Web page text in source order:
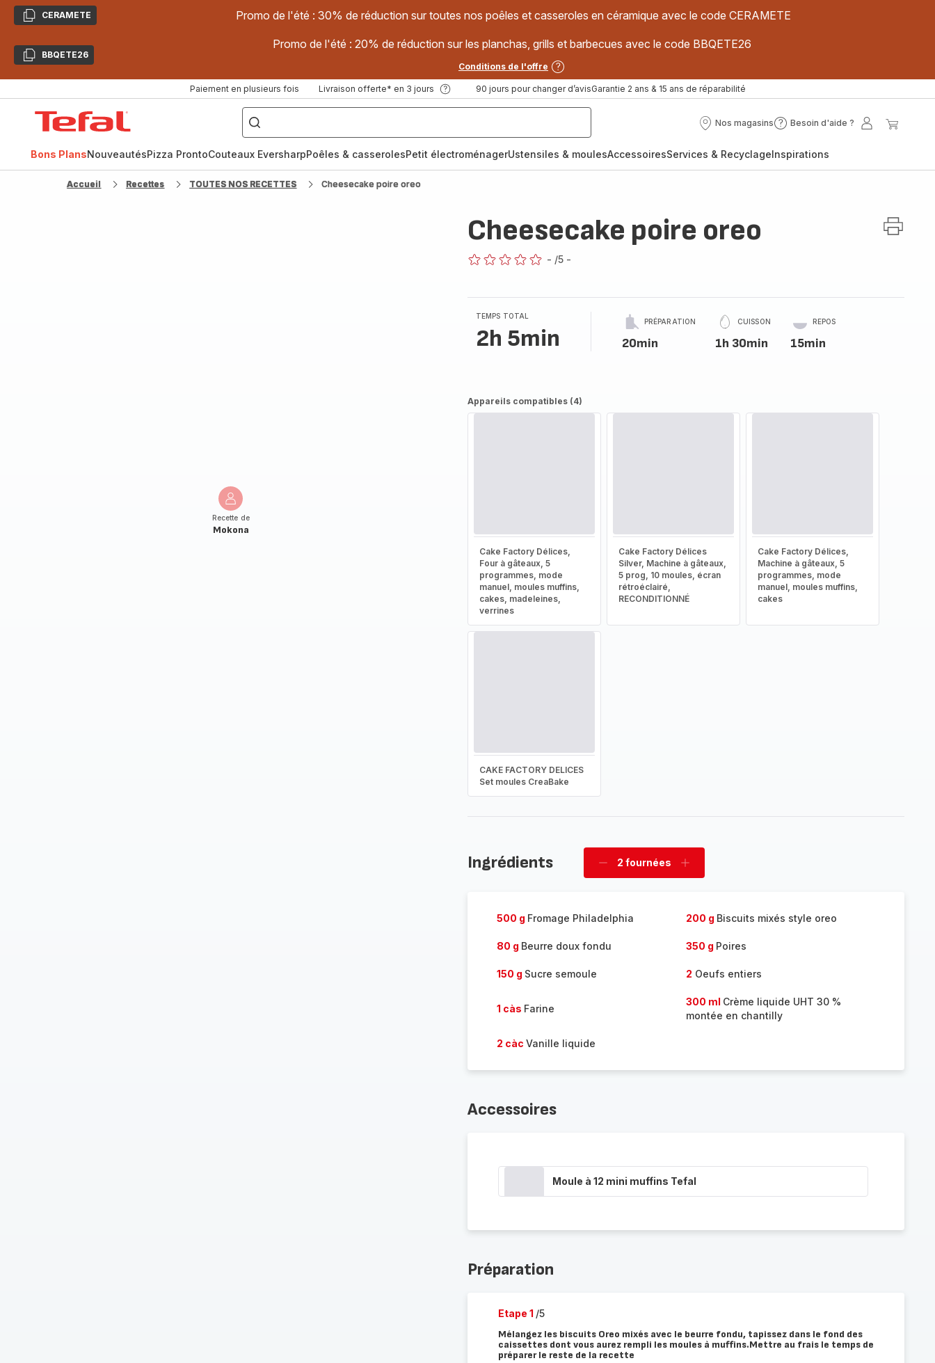
CopierCERAMETE Promo de l'été : 30% de réduction sur toutes nos poêles et casseroles en céramique avec le code CERAMETE
CopierBBQETE26
Promo de l'été : 20% de réduction sur les planchas, grills et barbecues avec le code BBQETE26
Conditions de l'offre
Paiement en plusieurs fois Livraison offerte* en 3 jours 90 jours pour changer d’avisGarantie 2 ans & 15 ans de réparabilité
["Poêles
inox,
Cake
Factory,
Nos magasins
Nos
Besoin d'aide ?
Besoin
?
Mon
Bons PlansNouveautésPizza ProntoCouteaux EversharpPoêles & casserolesPetit électroménagerUstensiles & moulesAccessoiresServices & RecyclageInspirations
Accueil Recettes TOUTES NOS RECETTES Cheesecake poire oreo
Recette de
Mokona
Cheesecake poire oreo
- /5 -
TEMPS TOTAL
2h 5min
PRÉPARATION
20min
CUISSON
1h 30min
REPOS
15min
Appareils compatibles (4)
Cake Factory Délices,
Four à gâteaux, 5
programmes, mode
manuel, moules muffins,
cakes, madeleines,
verrines
Cake Factory Délices
Silver, Machine à gâteaux,
5 prog, 10 moules, écran
rétroéclairé,
RECONDITIONNÉ
Cake Factory Délices,
Machine à gâteaux, 5
programmes, mode
manuel, moules muffins,
cakes
CAKE FACTORY DELICES
Set moules CreaBake
Ingrédients
Supprimer
2 fournées
Ajouter
500 g Fromage Philadelphia 200 g Biscuits mixés style oreo
80 g Beurre doux fondu 350 g Poires
150 g Sucre semoule 2 Oeufs entiers
1 càs Farine
300 ml Crème liquide UHT 30 %
montée en chantilly
2 càc Vanille liquide
Accessoires
Moule à 12 mini muffins Tefal
Préparation
Etape 1 /5
Mélangez les biscuits Oreo mixés avec le beurre fondu, tapissez dans le fond des
caissettes dont vous aurez rempli les moules à muffins.Mettre au frais le temps de
préparer le reste de la recette